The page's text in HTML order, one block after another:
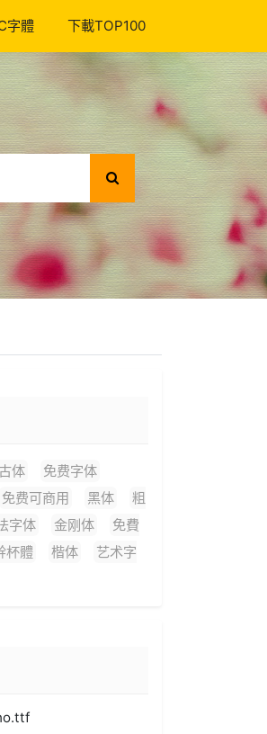
字體 下載TOP100
古体
免费字体
免费可商用 黑体
粗
字体 金刚体
免費
杯體 楷体
艺术字